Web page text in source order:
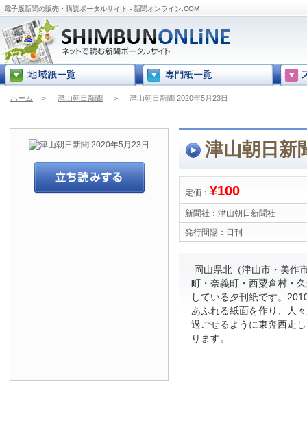
電子版新聞の販売・購読ポータルサイト - 新聞オンライン.COM
ホーム ＞ 津山朝日新聞 ＞ 津山朝日新聞 2020年5月23日
津山朝日新
定価： ¥100
新聞社： 津山朝日新聞社
発行間隔： 日刊
岡山県北（津山市・美作
町・奈義町・西粟倉村・
している夕刊紙です。
あふれる紙面を作り、人
過ごせるように東奔西走
ります。